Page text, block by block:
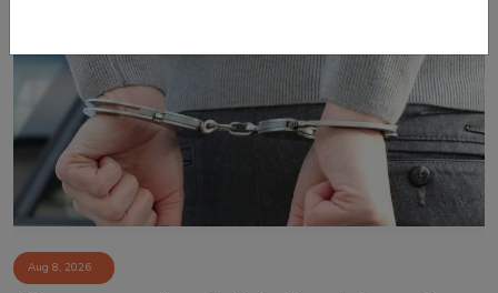
Aug 8, 2026